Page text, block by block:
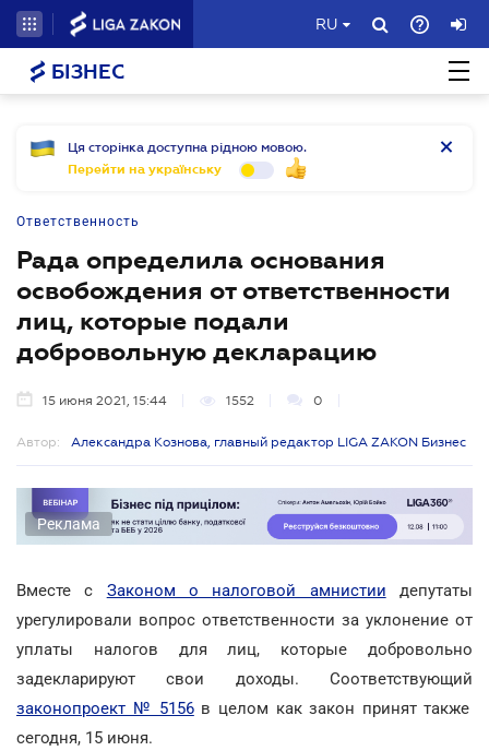
RU
БІЗНЕС
Ця сторінка доступна рідною мовою.
Перейти на українську
Ответственность
Рада определила основания
освобождения от ответственности
лиц, которые подали
добровольную декларацию
15 июня 2021, 15:44 1552 0
Автор: Александра Кознова, главный редактор LIGA ZAKON Бизнес
Реклама
Вместе с Законом о налоговой амнистии депутаты
урегулировали вопрос ответственности за уклонение от
уплаты налогов для лиц, которые добровольно
задекларируют свои доходы. Соответствующий
законопроект № 5156в целом как закон принят также
сегодня, 15 июня.